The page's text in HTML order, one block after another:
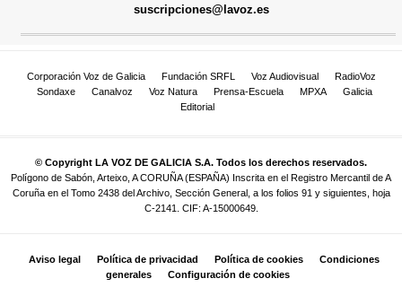
suscripciones@lavoz.es
Corporación Voz de Galicia Fundación SRFL Voz Audiovisual
RadioVoz
Sondaxe
Canalvoz Voz Natura Prensa-Escuela MPXA
Galicia
Editorial
© Copyright LA VOZ DE GALICIA S.A. Todos los derechos reservados.
Polígono de Sabón, Arteixo, A CORUÑA (ESPAÑA) Inscrita en el Registro Mercantil de A
Coruña en el Tomo 2438 del Archivo, Sección General, a los folios 91 y siguientes, hoja
C-2141. CIF: A-15000649.
Aviso legal Política de privacidad Política de cookies
Condiciones
generales
Configuración de cookies